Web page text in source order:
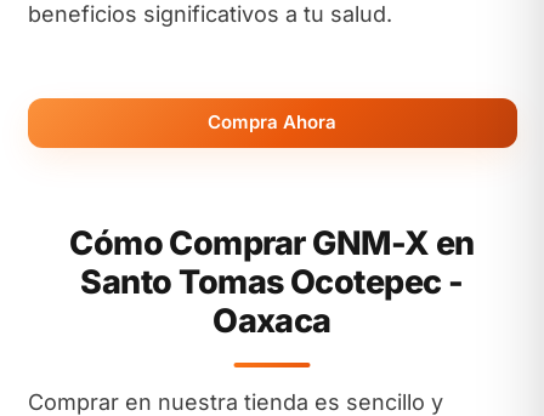
beneficios significativos a tu salud.
Compra Ahora
Cómo Comprar GNM-X en
Santo Tomas Ocotepec -
Oaxaca
Comprar en nuestra tienda es sencillo y